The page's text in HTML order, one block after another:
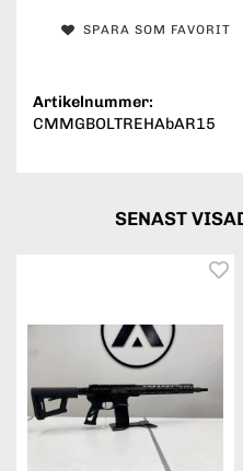
SPARA SOM FAVORIT
Artikelnummer:
CMMGBOLTREHAbAR15
SENAST